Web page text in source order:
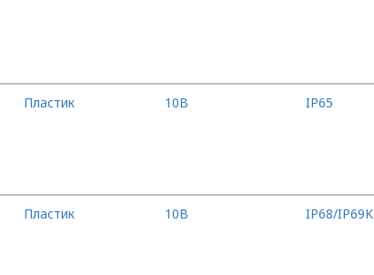
Пластик 10B IP65
Пластик 10B IP68/IP69K